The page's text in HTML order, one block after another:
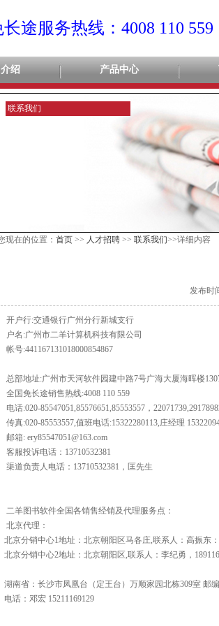
途服务热线：4008 110 559
绍 产品中心
联系我们
现在的位置： 首页 >> 人才招聘 >> 联系我们>>详细内容
发布时
开户行:交通银行广州分行新城支行
户名:广州市二羊计算机科技有限公司
帐号:441167131018000854867
总部地址:广州市天河软件园建中路7号广海大厦海晖楼
全国免长途销售热线:4008 110 559
电话:020-85547051,85576651,85553557，
传真:020-85553557,值班电话:15322280113,庄经理
邮箱: ery85547051@163.com
客服投诉电话：13710532381
渠道负责人电话：13710532381，匡先生
二羊图书软件全国各销售经销及代理服务点：
北京代理：
北京分销中心1地址：北京朝阳区马各庄,联系人：高振东：
北京分销中心2地址：北京朝阳区,联系人：李纪勇，
湖南省：长沙市凤凰台（定王台）万顺家园北栋309室 邮
电话：邓宏 15211169129